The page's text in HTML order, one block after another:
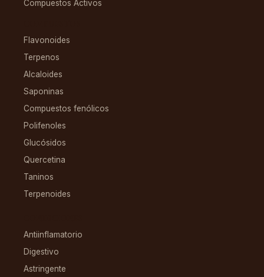
Compuestos Activos
Flavonoides
Terpenos
Alcaloides
Saponinas
Compuestos fenólicos
Polifenoles
Glucósidos
Quercetina
Taninos
Terpenoides
Antiinflamatorio
Digestivo
Astringente